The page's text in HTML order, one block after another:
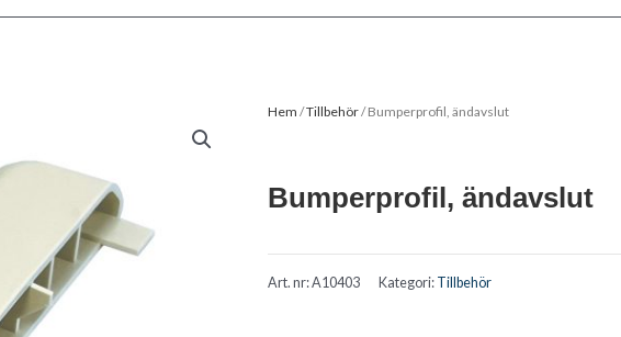
Hem /Tillbehör/ Bumperprofil, ändavslut
Bumperprofil, ändavslut
Art. nr:A10403 Kategori: Tillbehör